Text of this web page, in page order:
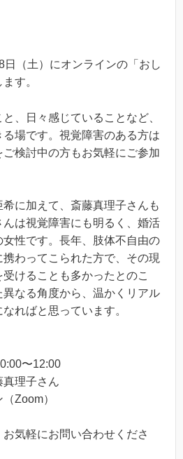
日（土）にオンラインの「おし
す。
、日々感じていることなど、
場です。視覚障害のある方は
検討中の方もお気軽にご参加
に加えて、斎藤真理子さんも
は視覚障害にも明るく、婚活
性です。長年、肢体不自由の
わってこられた方で、その現
けることも多かったとのこ
なる角度から、温かくリアル
ればと思っています。
〜12:00
理子さん
Zoom）
気軽にお問い合わせくださ